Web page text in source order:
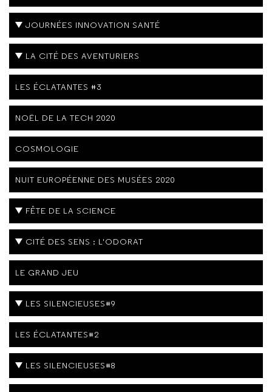
JOURNÉES INNOVATION SANTÉ
LA CITÉ DES AVENTURIERS
LES ÉCLATANTES #3
NOËL DE LA TECH 2020
COSMOLOGIE
NUIT EUROPÉENNE DES MUSÉES 2020
FÊTE DE LA SCIENCE
CITÉ DES SENS : L'ODORAT
LE GRAND JEU
LES SILENCIEUSES#9
LES ÉCLATANTES#2
LES SILENCIEUSES#8